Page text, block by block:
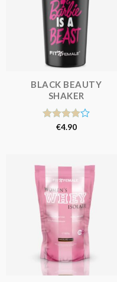
BLACK BEAUTY
SHAKER
Bewertet
€4.90